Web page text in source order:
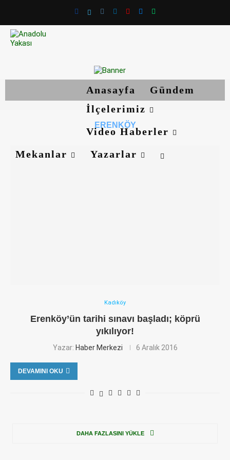
Anasayfa
Gündem
İlçelerimiz
Video Haberler
Mekanlar
Yazarlar
ERENKÖY
Kadıköy
Erenköy’ün tarihi sınavı başladı; köprü
yıkılıyor!
Yazar: Haber Merkezi 6 Aralık 2016
DEVAMINI OKU
DAHA FAZLASINI YÜKLE